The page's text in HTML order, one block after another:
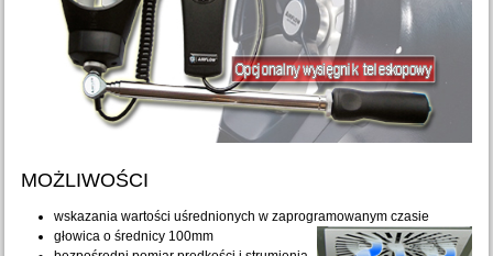
MOŻLIWOŚCI
wskazania wartości uśrednionych w zaprogramowanym czasie
głowica o średnicy 100mm